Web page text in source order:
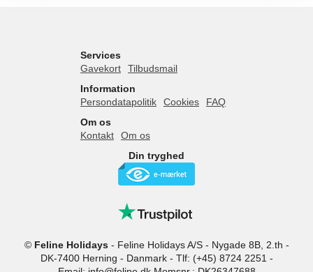
Services
Gavekort
Tilbudsmail
Information
Persondatapolitik
Cookies
FAQ
Om os
Kontakt
Om os
Din tryghed
© Feline Holidays- Feline Holidays A/S- Nygade 8B, 2.th -
DK-7400 Herning - Danmark - Tlf: (+45) 8724 2251 -